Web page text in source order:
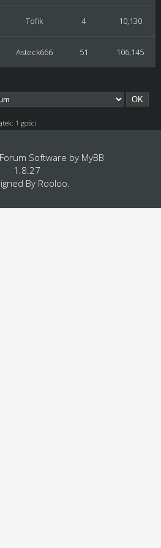
Tofik 4 10,130
Asteck666 51 106,145
1 gości
Software by MyBB
1.8.27
By Rooloo.